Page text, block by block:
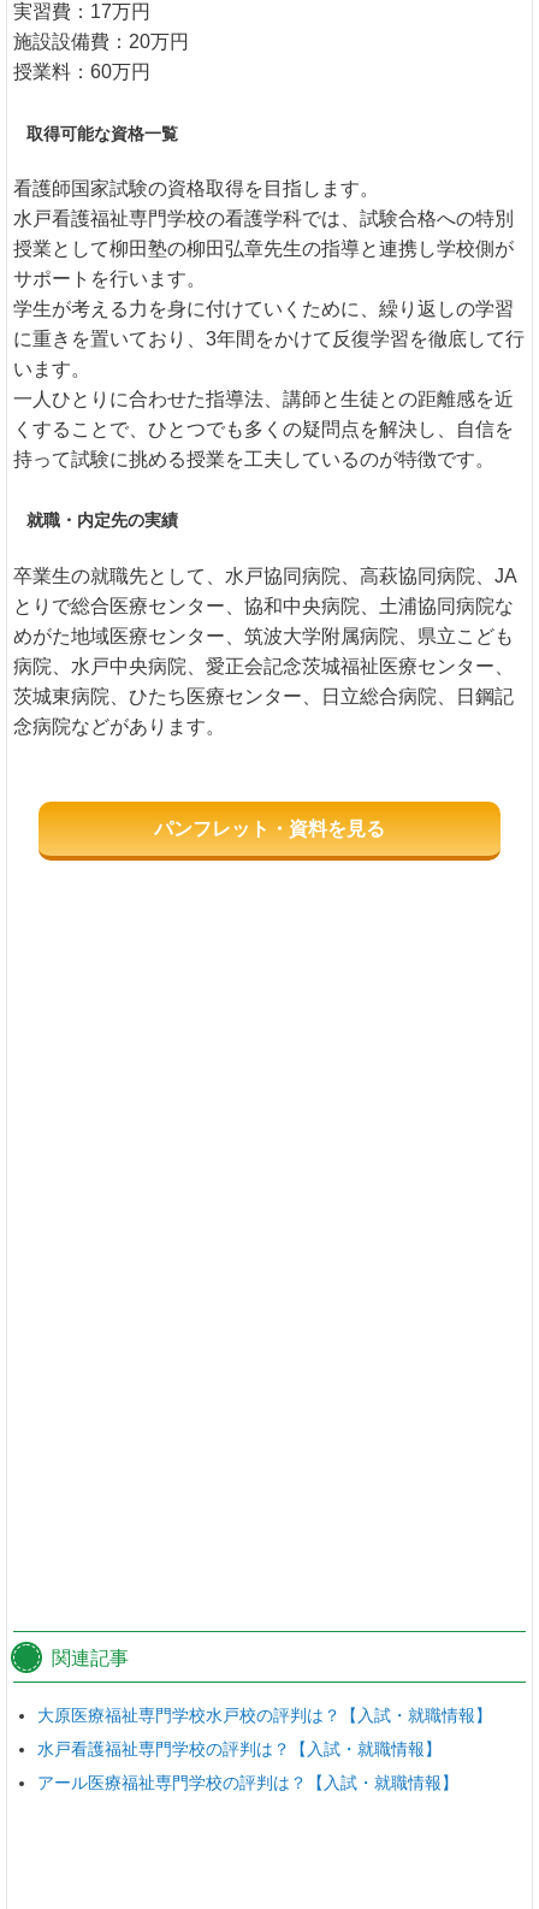
実習費：17万円
施設設備費：20万円
授業料：60万円
取得可能な資格一覧
看護師国家試験の資格取得を目指します。
水戸看護福祉専門学校の看護学科では、試験合格への特別
授業として柳田塾の柳田弘章先生の指導と連携し学校側が
サポートを行います。
学生が考える力を身に付けていくために、繰り返しの学習
に重きを置いており、3年間をかけて反復学習を徹底して行
います。
一人ひとりに合わせた指導法、講師と生徒との距離感を近
くすることで、ひとつでも多くの疑問点を解決し、自信を
持って試験に挑める授業を工夫しているのが特徴です。
就職・内定先の実績
卒業生の就職先として、水戸協同病院、高萩協同病院、JA
とりで総合医療センター、協和中央病院、土浦協同病院な
めがた地域医療センター、筑波大学附属病院、県立こども
病院、水戸中央病院、愛正会記念茨城福祉医療センター、
茨城東病院、ひたち医療センター、日立総合病院、日鋼記
念病院などがあります。
パンフレット・資料を見る
関連記事
大原医療福祉専門学校水戸校の評判は？【入試・就職情報】
水戸看護福祉専門学校の評判は？【入試・就職情報】
アール医療福祉専門学校の評判は？【入試・就職情報】